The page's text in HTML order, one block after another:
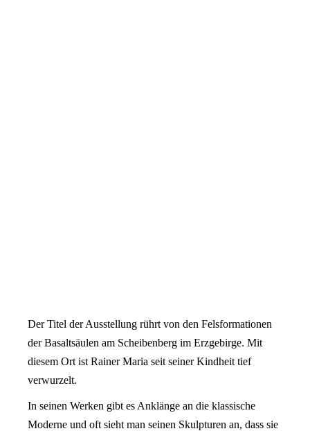
Der Titel der Ausstellung rührt von den Felsformationen
der Basaltsäulen am Scheibenberg im Erzgebirge. Mit
diesem Ort ist Rainer Maria seit seiner Kindheit tief
verwurzelt.
In seinen Werken gibt es Anklänge an die klassische
Moderne und oft sieht man seinen Skulpturen an, dass sie